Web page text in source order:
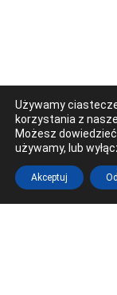
Ostrowiec
Al. 3 Maja 17 (Galeria
Używamy
korzystania z
Możesz
używamy, lub
Akceptuj